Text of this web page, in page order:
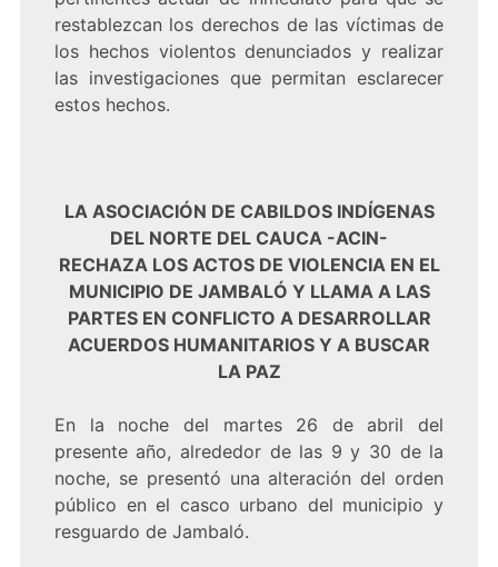
restablezcan los derechos de las víctimas de
los hechos violentos denunciados y realizar
las investigaciones que permitan esclarecer
estos hechos.
LA ASOCIACIÓN DE CABILDOS INDÍGENAS
DEL NORTE DEL CAUCA -ACIN-
RECHAZA LOS ACTOS DE VIOLENCIA EN EL
MUNICIPIO DE JAMBALÓ Y LLAMA A LAS
PARTES EN CONFLICTO A DESARROLLAR
ACUERDOS HUMANITARIOS Y A BUSCAR
LA PAZ
En la noche del martes 26 de abril del
presente año, alrededor de las 9 y 30 de la
noche, se presentó una alteración del orden
público en el casco urbano del municipio y
resguardo de Jambaló.